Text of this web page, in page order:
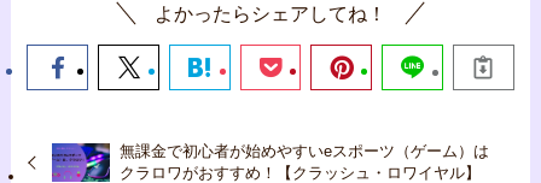
よかったらシェアしてね！
無課金で初心者が始めやすいeスポーツ（ゲーム）は
クラロワがおすすめ！【クラッシュ・ロワイヤル】